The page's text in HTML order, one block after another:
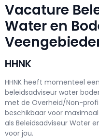
Vacature
Water en
HHNK
HHNK heeft momenteel
beleidsadviseur water
met de Overheid/Non-
beschikbaar voor maximaal
als Beleidsadviseur Water
voor jou.